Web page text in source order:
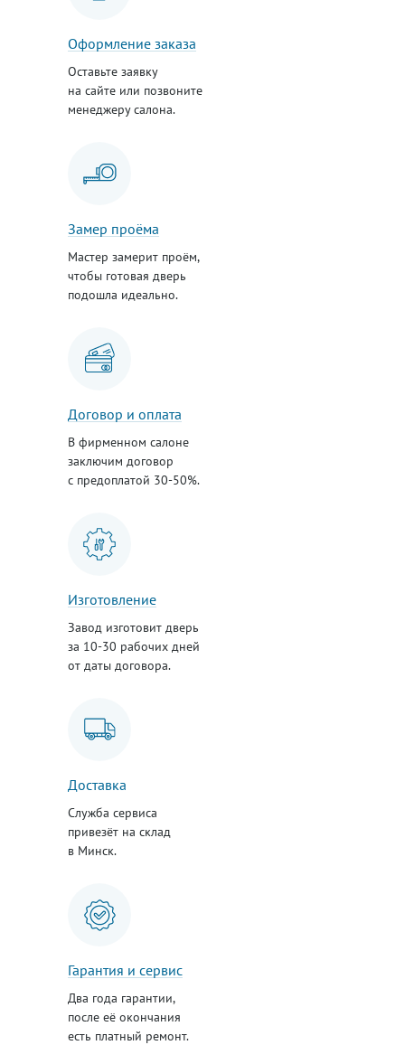
Оформление заказа
Оставьте заявку
на сайте или позвоните
менеджеру салона.
Замер проёма
Мастер замерит проём,
чтобы готовая дверь
подошла идеально.
Договор и оплата
В фирменном салоне
заключим договор
с предоплатой 30-50%.
Изготовление
Завод изготовит дверь
за 10-30 рабочих дней
от даты договора.
Доставка
Служба сервиса
привезёт на склад
в Минск.
Гарантия и сервис
Два года гарантии,
после её окончания
есть платный ремонт.